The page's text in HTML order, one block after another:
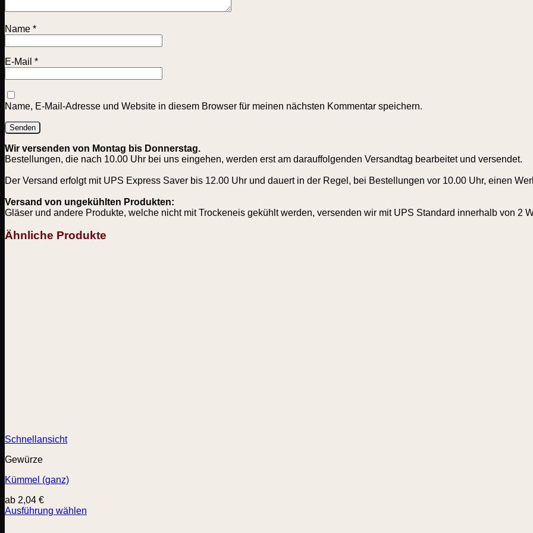
Name *
E-Mail *
Name, E-Mail-Adresse und Website in diesem Browser für meinen nächsten Kommentar speichern.
Wir versenden von Montag bis Donnerstag.
Bestellungen, die nach 10.00 Uhr bei uns eingehen, werden erst am darauffolgenden Versandtag bearbeitet und versendet.
Der Versand erfolgt mit UPS Express Saver bis 12.00 Uhr und dauert in der Regel, bei Bestellungen vor 10.00 Uhr, einen
Versand von ungekühlten Produkten:
Gläser und andere Produkte, welche nicht mit Trockeneis gekühlt werden, versenden wir mit UPS Standard innerhalb von 2
Ähnliche Produkte
Schnellansicht
Gewürze
Kümmel (ganz)
ab 2,04 €
Ausführung wählen